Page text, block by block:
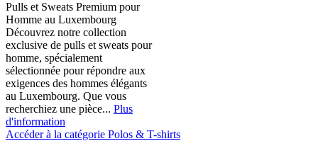
Pulls et Sweats Premium pour
Homme au Luxembourg
Découvrez notre collection
exclusive de pulls et sweats pour
homme, spécialement
sélectionnée pour répondre aux
exigences des hommes élégants
au Luxembourg. Que vous
recherchiez une pièce... Plus
d'information
Accéder à la catégorie Polos & T-shirts